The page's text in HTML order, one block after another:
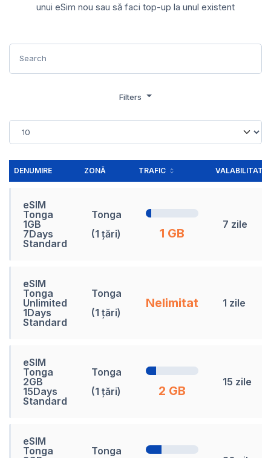
unui eSim nou sau să faci top-up la unul existent
Filters
DENUMIRE ZONĂ TRAFIC VALABILITATE
eSIM
Tonga
1GB
7Days
Standard
Tonga
(1 țări)
1 GB
7 zile
eSIM
Tonga
Unlimited
1Days
Standard
Tonga
(1 țări)
Nelimitat 1 zile
eSIM
Tonga
2GB
15Days
Standard
Tonga
(1 țări)
2 GB
15 zile
eSIM
Tonga
Tonga